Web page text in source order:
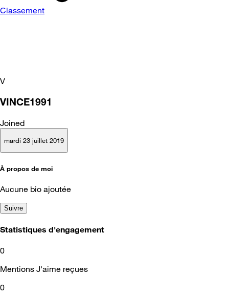
Classement
V
VINCE1991
Joined
mardi 23 juillet 2019
À propos de moi
Aucune bio ajoutée
Suivre
Statistiques d'engagement
0
Mentions J'aime reçues
0